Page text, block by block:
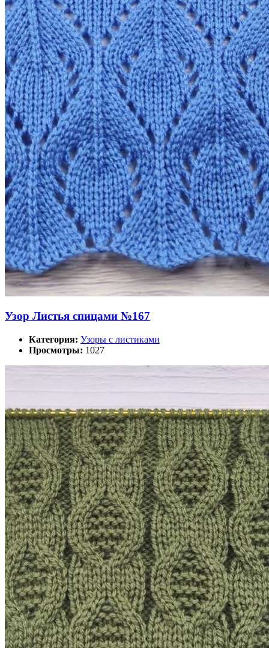
Узор Листья спицами №167
Категория: Узоры с листиками
Просмотры: 1027